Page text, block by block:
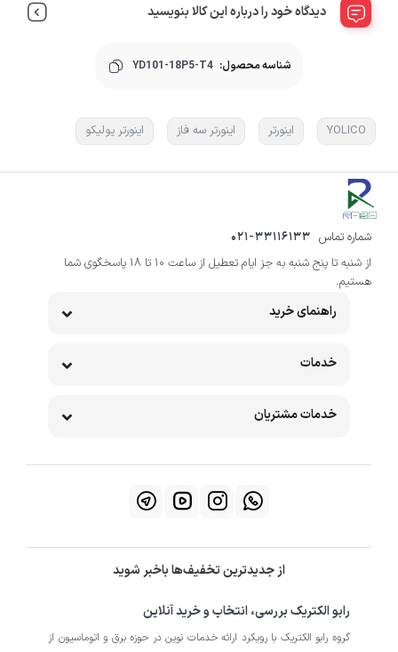
دیدگاه خود را درباره این کالا بنویسید
شناسه محصول: YD101-18P5-T4
YOLICO اینورتر اینورتر سه فاز اینورتر یولیکو
شماره تماس 021-33116133
از شنبه تا پنج شنبه به جز ایام تعطیل از ساعت 10 تا 18 پاسخگوی شما
هستیم.
راهنمای خرید
خدمات
خدمات مشتریان
از جدیدترین تخفیف‌ها باخبر شوید
رابو الکتریک بررسی، انتخاب و خرید آنلاین
گروه رابو الکتریک با رویکرد ارائه خدمات نوین در حوزه برق و اتوماسیون از